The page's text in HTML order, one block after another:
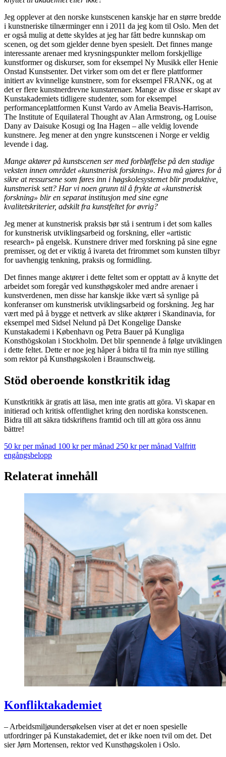
Jeg opplever at den norske kunstscenen kanskje har en større bredde
i kunstneriske tilnærminger enn i 2011 da jeg kom til Oslo. Men det
er også mulig at dette skyldes at jeg har fått bedre kunnskap om
scenen, og det som gjelder denne byen spesielt. Det finnes mange
interessante arenaer med krysningspunkter mellom forskjellige
kunstformer og diskurser, som for eksempel Ny Musikk eller Henie
Onstad Kunstsenter. Det virker som om det er flere plattformer
initiert av kvinnelige kunstnere, som for eksempel FRANK, og at
det er flere kunstnerdrevne kunstarenaer. Mange av disse er skapt av
Kunstakademiets tidligere studenter, som for eksempel
performanceplattformen Kunst Vardo av Amelia Beavis-Harrison,
The Institute of Equilateral Thought av Alan Armstrong, og Louise
Dany av Daisuke Kosugi og Ina Hagen – alle veldig lovende
kunstnere. Jeg mener at den yngre kunstscenen i Norge er veldig
levende i dag.
Mange aktører på kunstscenen ser med forbløffelse på den stadige
veksten innen området «kunstnerisk forskning». Hva må gjøres for å
sikre at ressursene som føres inn i høgskolesystemet blir produktive,
kunstnerisk sett? Har vi noen grunn til å frykte at «kunstnerisk
forskning» blir en separat institusjon med sine egne
kvalitetskriterier, adskilt fra kunstfeltet for øvrig?
Jeg mener at kunstnerisk praksis bør stå i sentrum i det som kalles
for kunstnerisk utviklingsarbeid og forskning, eller «artistic
research» på engelsk. Kunstnere driver med forskning på sine egne
premisser, og det er viktig å ivareta det frirommet som kunsten tilbyr
for uavhengig tenkning, praksis og formidling.
Det finnes mange aktører i dette feltet som er opptatt av å knytte det
arbeidet som foregår ved kunsthøgskoler med andre arenaer i
kunstverdenen, men disse har kanskje ikke vært så synlige på
konferanser om kunstnerisk utviklingsarbeid og forskning. Jeg har
vært med på å bygge et nettverk av slike aktører i Skandinavia, for
eksempel med Sidsel Nelund på Det Kongelige Danske
Kunstakademi i København og Petra Bauer på Kungliga
Konsthögskolan i Stockholm. Det blir spennende å følge utviklingen
i dette feltet. Dette er noe jeg håper å bidra til fra min nye stilling
som rektor på Kunsthøgskolen i Braunschweig.
Stöd oberoende konstkritik idag
Kunstkritikk är gratis att läsa, men inte gratis att göra. Vi skapar en
initierad och kritisk offentlighet kring den nordiska konstscenen.
Bidra till att säkra tidskriftens framtid och till att göra oss ännu
bättre!
50 kr per månad 100 kr per månad 250 kr per månad Valfritt
engångsbelopp
Relaterat innehåll
Konfliktakademiet
– Arbeidsmiljøundersøkelsen viser at det er noen spesielle
utfordringer på Kunstakademiet, det er ikke noen tvil om det. Det
sier Jørn Mortensen, rektor ved Kunsthøgskolen i Oslo.